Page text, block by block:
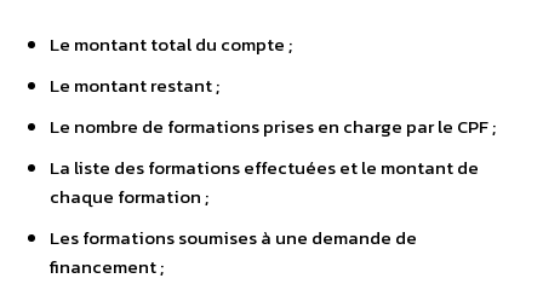
Le montant total du compte ;
Le montant restant ;
Le nombre de formations prises en charge par le CPF ;
La liste des formations effectuées et le montant de
chaque formation ;
Les formations soumises à une demande de
financement ;